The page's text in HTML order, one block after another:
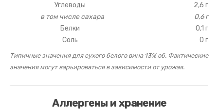
Углеводы
2,6 г
в том числе сахара
0,6 г
Белки
0,1 г
Соль
0 г
Типичные значения для сухого белого вина 13% об. Фактические
значения могут варьироваться в зависимости от урожая.
Аллергены и хранение